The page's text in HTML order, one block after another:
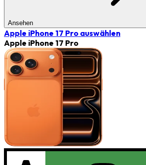
Ansehen
Apple iPhone 17 Pro auswählen
Apple iPhone 17 Pro